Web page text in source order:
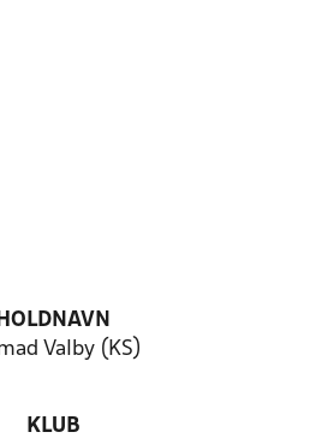
HOLDNAVN
Valby (KS)
KLUB